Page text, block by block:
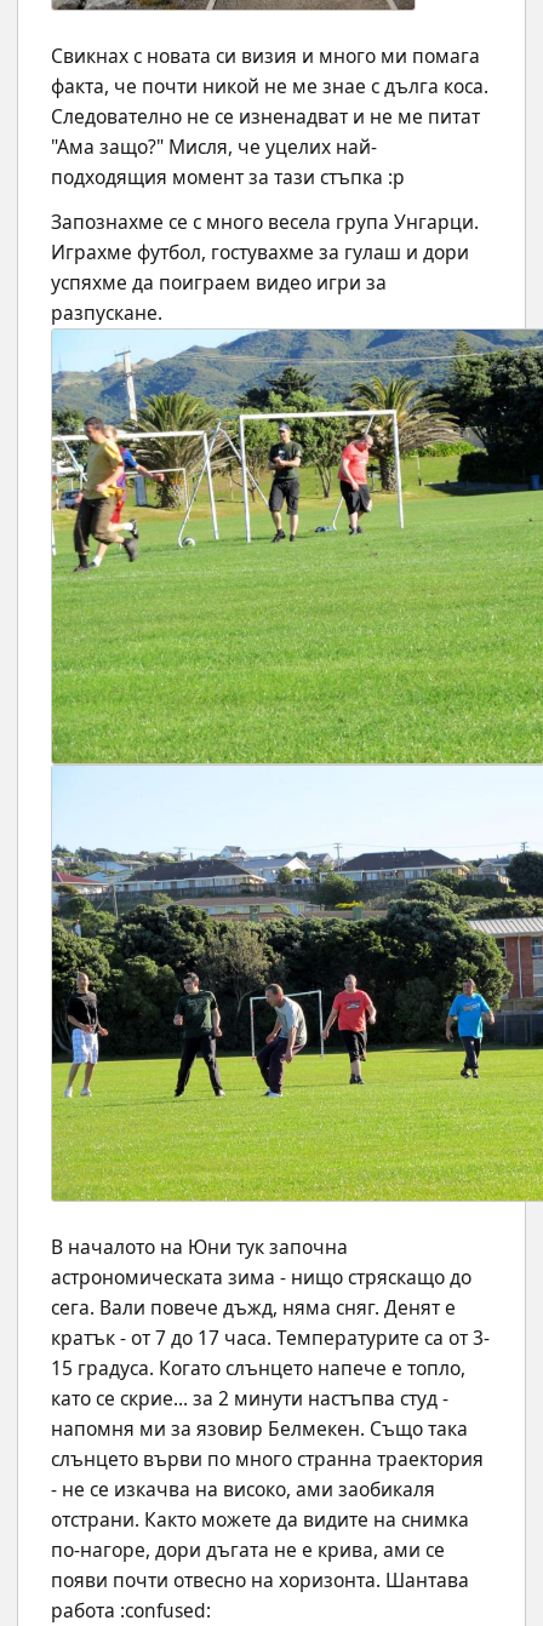
Свикнах с новата си визия и много ми помага
факта, че почти никой не ме знае с дълга коса.
Следователно не се изненадват и не ме питат
"Ама защо?" Мисля, че уцелих най-
подходящия момент за тази стъпка :p
Запознахме се с много весела група Унгарци.
Играхме футбол, гостувахме за гулаш и дори
успяхме да поиграем видео игри за
разпускане.
В началото на Юни тук започна
астрономическата зима - нищо стряскащо до
сега. Вали повече дъжд, няма сняг. Денят е
кратък - от 7 до 17 часа. Температурите са от 3-
15 градуса. Когато слънцето напече е топло,
като се скрие... за 2 минути настъпва студ -
напомня ми за язовир Белмекен. Също така
слънцето върви по много странна траектория
- не се изкачва на високо, ами заобикаля
отстрани. Както можете да видите на снимка
по-нагоре, дори дъгата не е крива, ами се
появи почти отвесно на хоризонта. Шантава
работа :confused: